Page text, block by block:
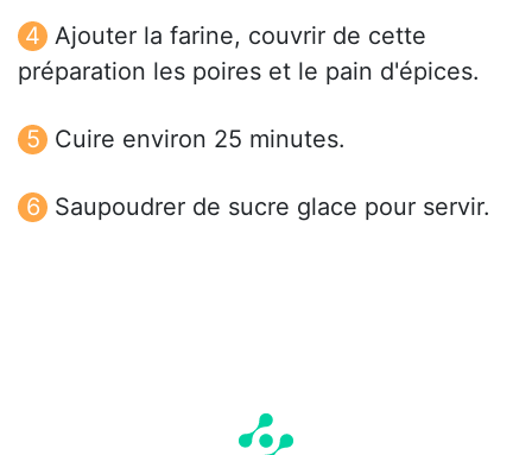
Ajouter la farine, couvrir de cette
préparation les poires et le pain d'épices.
Cuire environ 25 minutes.
Saupoudrer de sucre glace pour servir.